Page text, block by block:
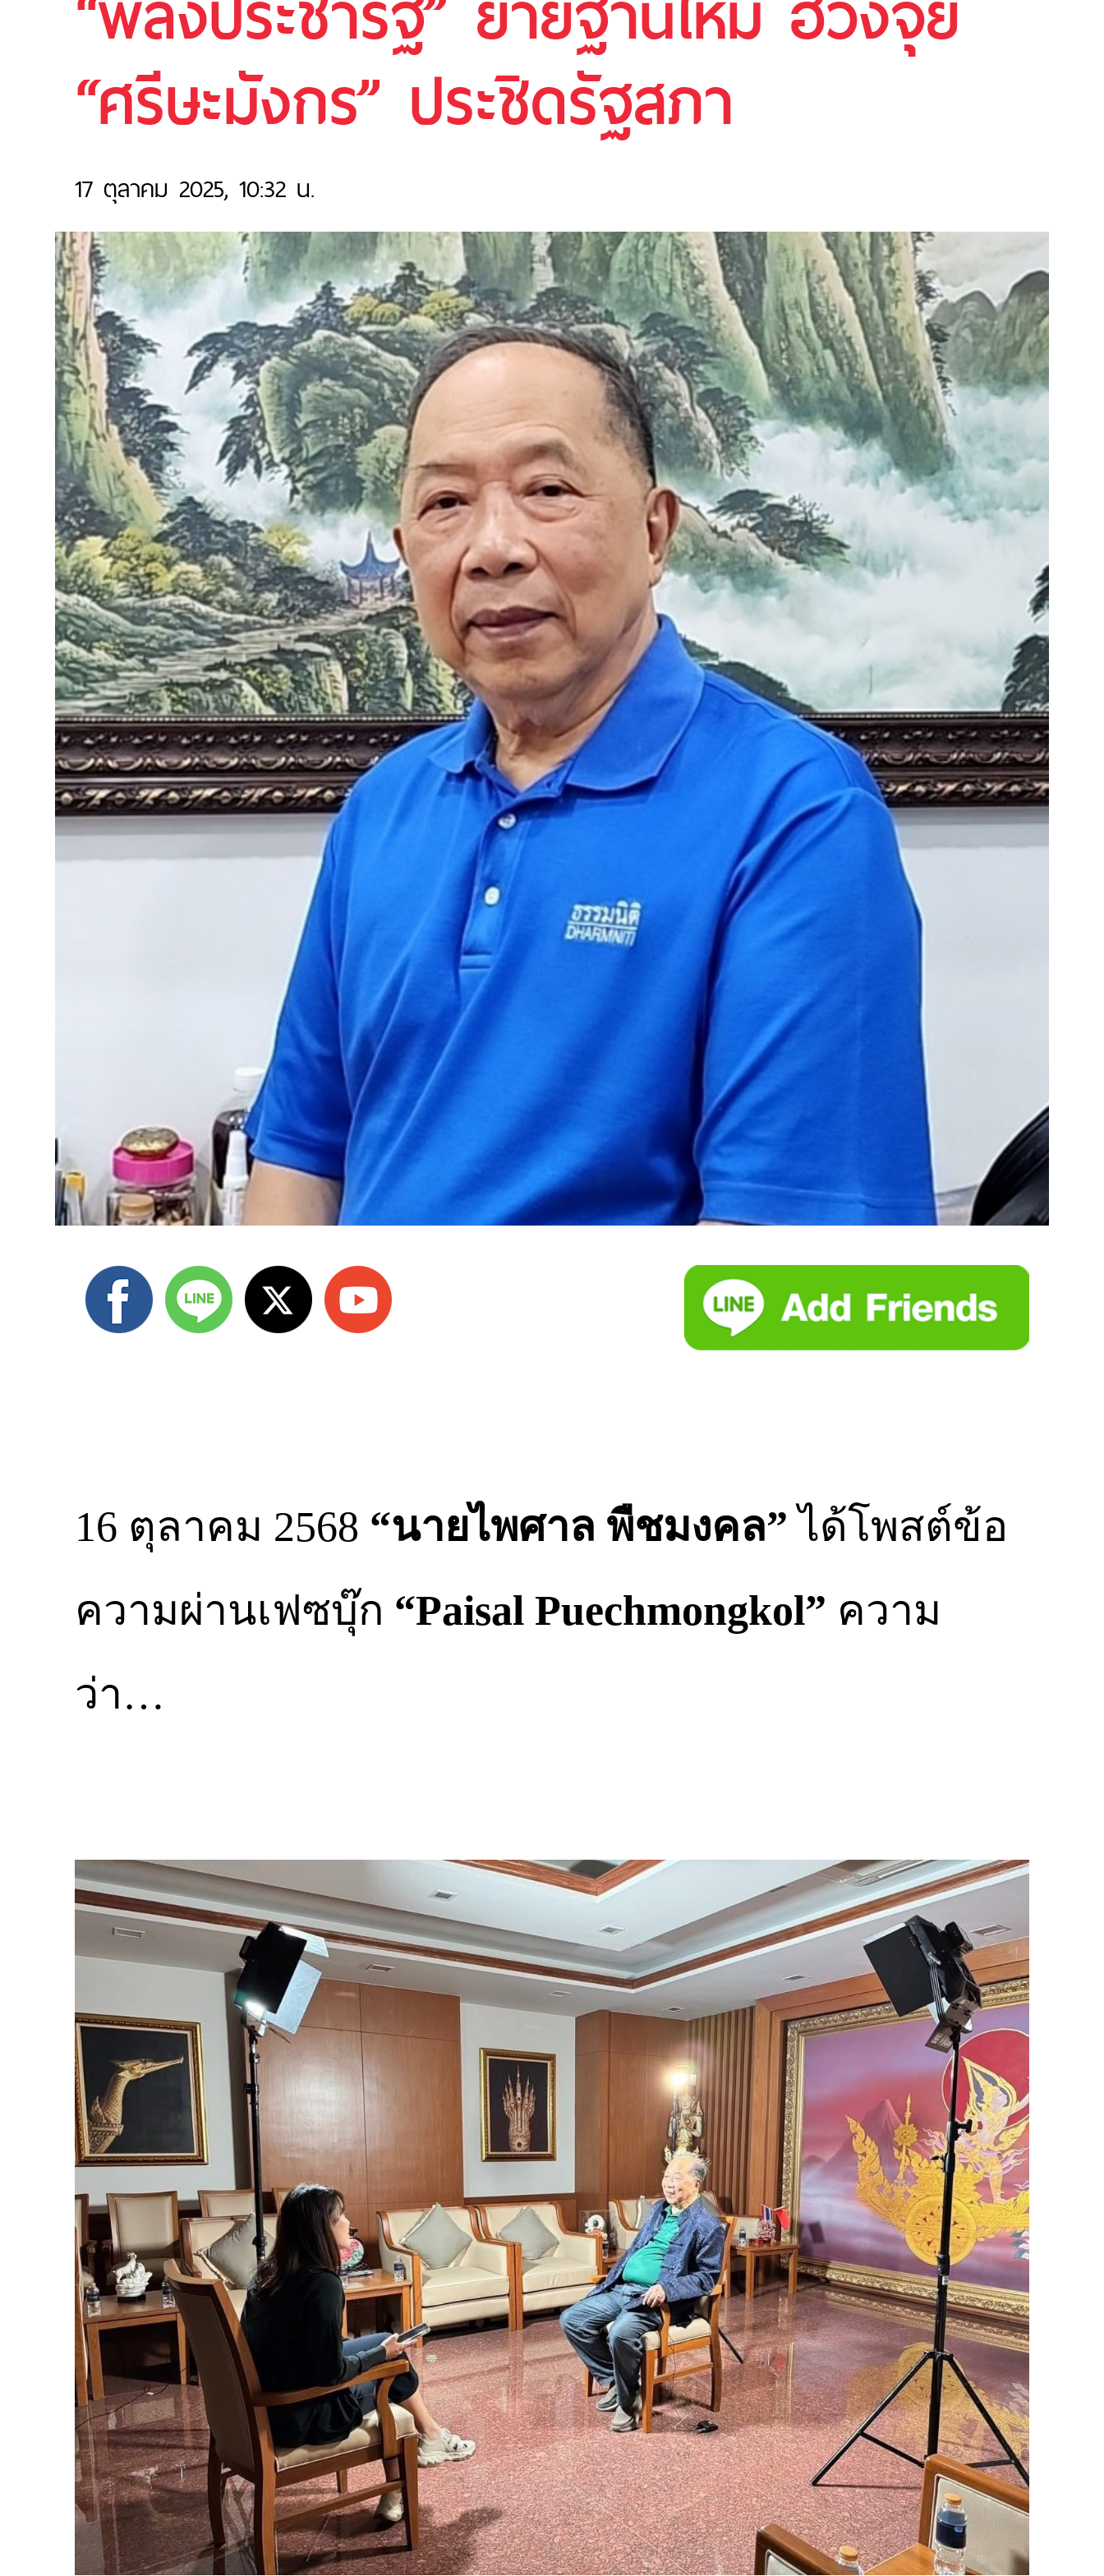
“ศรีษะมังกร” ประชิดรัฐสภา
17 ตุลาคม 2025, 10:32 น.
16 ตุลาคม 2568 “นายไพศาล พืชมงคล” ได้โพสต์ข้อ
ความผ่านเฟซบุ๊ก “Paisal Puechmongkol” ความ
ว่า…